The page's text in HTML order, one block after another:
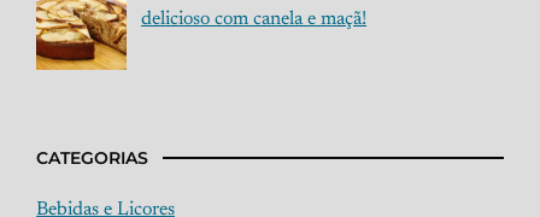
delicioso com canela e maçã!
CATEGORIAS
Bebidas e Licores